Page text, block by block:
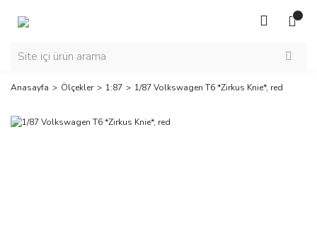
Anasayfa Ölçekler 1:87 1/87 Volkswagen T6 *Zirkus Knie*, red